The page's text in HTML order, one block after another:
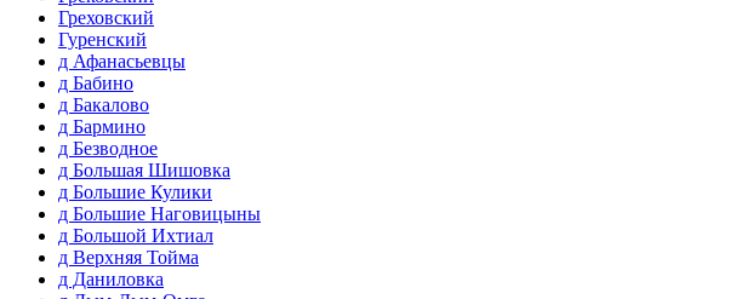
Греховский
Гуренский
д Афанасьевцы
д Бабино
д Бакалово
д Бармино
д Безводное
д Большая Шишовка
д Большие Кулики
д Большие Наговицыны
д Большой Ихтиал
д Верхняя Тойма
д Даниловка